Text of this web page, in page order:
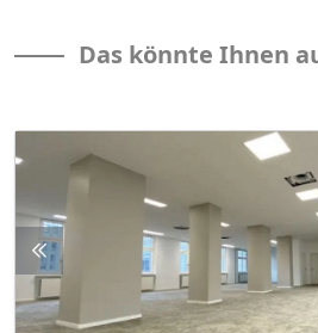
Das könnte Ihnen